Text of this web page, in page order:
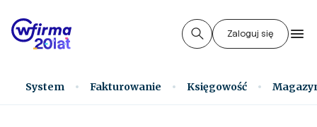
Zaloguj się
System Fakturowanie Księgowość